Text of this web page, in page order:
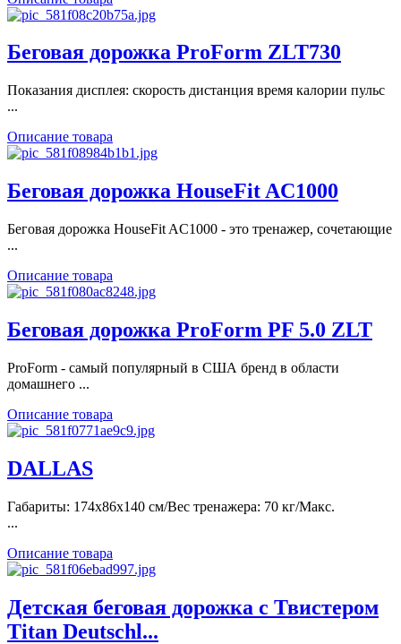
Беговая дорожка ProForm ZLT730
Показания дисплея: скорость дистанция время калории пульс
...
Описание товара
Беговая дорожка HouseFit AC1000
Беговая дорожка HouseFit AC1000 - это тренажер, сочетающие
...
Описание товара
Беговая дорожка ProForm PF 5.0 ZLT
ProForm - самый популярный в США бренд в области
домашнего ...
Описание товара
DALLAS
Габариты: 174х86х140 см/Вес тренажера: 70 кг/Макс.
...
Описание товара
Детская беговая дорожка с Твистером
Titan Deutschl...